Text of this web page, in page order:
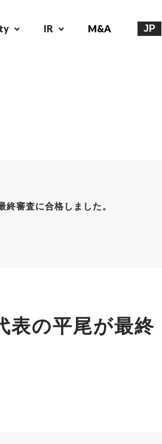
IR M&A JP
審査に合格しました。
表の平尾が最終